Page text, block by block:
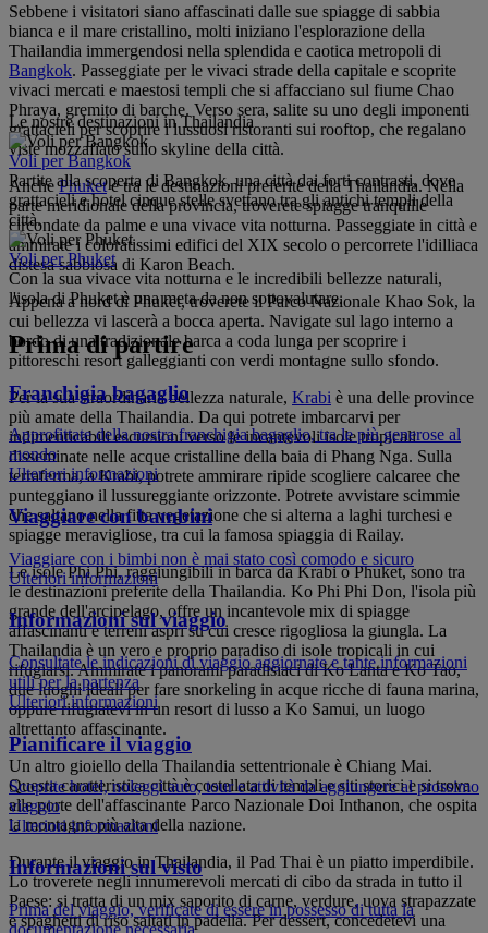
Sebbene i visitatori siano affascinati dalle sue spiagge di sabbia
bianca e il mare cristallino, molti iniziano l'esplorazione della
Thailandia immergendosi nella splendida e caotica metropoli di
Bangkok. Passeggiate per le vivaci strade della capitale e scoprite
vivaci mercati e maestosi templi che si affacciano sul fiume Chao
Phraya, gremito di barche. Verso sera, salite su uno degli imponenti
grattacieli per scoprire i lussuosi ristoranti sui rooftop, che regalano
viste mozzafiato sullo skyline della città.
AnchePhuketè tra le destinazioni preferite della Thailandia. Nella
parte meridionale della provincia, troverete spiagge tranquille
circondate da palme e una vivace vita notturna. Passeggiate in città e
ammirate i coloratissimi edifici del XIX secolo o percorrete l'idilliaca
distesa sabbiosa di Karon Beach.
Appena a nord di Phuket, troverete il Parco Nazionale Khao Sok, la
cui bellezza vi lascerà a bocca aperta. Navigate sul lago interno a
bordo di una tradizionale barca a coda lunga per scoprire i
pittoreschi resort galleggianti con verdi montagne sullo sfondo.
Per la sua straordinaria bellezza naturale, Krabi è una delle province
più amate della Thailandia. Da qui potrete imbarcarvi per
indimenticabili escursioni verso le incantevoli isole tropicali
disseminate nelle acque cristalline della baia di Phang Nga. Sulla
terraferma, a Krabi, potrete ammirare ripide scogliere calcaree che
punteggiano il lussureggiante orizzonte. Potrete avvistare scimmie
che saltano nella fitta vegetazione che si alterna a laghi turchesi e
spiagge meravigliose, tra cui la famosa spiaggia di Railay.
Le isole Phi Phi, raggiungibili in barca da Krabi o Phuket, sono tra
le destinazioni preferite della Thailandia. Ko Phi Phi Don, l'isola più
grande dell'arcipelago, offre un incantevole mix di spiagge
affascinanti e terreni aspri su cui cresce rigogliosa la giungla. La
Thailandia è un vero e proprio paradiso di isole tropicali in cui
rifugiarsi. Ammirate i panorami paradisiaci di Ko Lanta e Ko Tao,
due luoghi ideali per fare snorkeling in acque ricche di fauna marina,
oppure rifugiatevi in ​​un resort di lusso a Ko Samui, un luogo
altrettanto affascinante.
Un altro gioiello della Thailandia settentrionale è Chiang Mai.
Questa caratteristica città è costellata di templi e siti storici e si trova
alle porte dell'affascinante Parco Nazionale Doi Inthanon, che ospita
la montagna più alta della nazione.
Durante il viaggio in Thailandia, il Pad Thai è un piatto imperdibile.
Lo troverete negli innumerevoli mercati di cibo da strada in tutto il
Paese: si tratta di un mix saporito di carne, verdure, uova strapazzate
e spaghetti di riso saltati in padella. Per dessert, concedetevi una
Le nostre destinazioni in Thailandia
Voli per Bangkok
Partite alla scoperta di Bangkok, una città dai forti contrasti, dove
grattacieli e hotel cinque stelle svettano tra gli antichi templi della
città.
Voli per Phuket
Con la sua vivace vita notturna e le incredibili bellezze naturali,
l'isola di Phuket è una meta da non sottovalutare.
Prima di partire
Franchigia bagaglio
Approfittate della nostra franchigia bagaglio, tra le più generose al
mondo
Ulteriori informazioni
Viaggiare con bambini
Viaggiare con i bimbi non è mai stato così comodo e sicuro
Ulteriori informazioni
Informazioni sul viaggio
Consultate le indicazioni di viaggio aggiornate e tante informazioni
utili per la partenza
Ulteriori informazioni
Pianificare il viaggio
Scoprite hotel, noleggi auto, tour e attività da aggiungere al prossimo
viaggio
Ulteriori informazioni
Informazioni sul visto
Prima del viaggio, verificate di essere in possesso di tutta la
documentazione necessaria